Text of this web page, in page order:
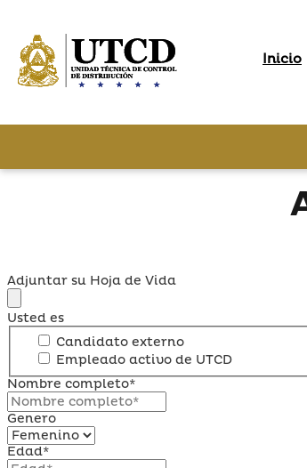
Inicio
Adjuntar su Hoja de Vida
Usted es
Candidato externo
Empleado activo de UTCD
Nombre completo*
Genero
Edad*